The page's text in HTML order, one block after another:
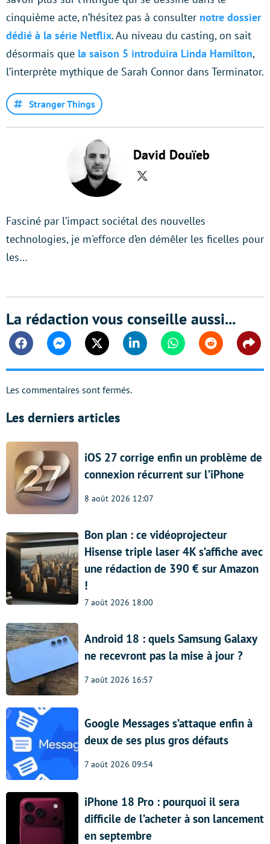
cinquième acte, n’hésitez pas à consulter notre dossier
dédié à la série Netflix. Au niveau du casting, on sait
désormais que la saison 5 introduira Linda Hamilton,
l’interprète mythique de Sarah Connor dans Terminator.
Stranger Things
David Douïeb
Twitter
Fasciné par l’impact sociétal des nouvelles
technologies, je m'efforce d’en démêler les ficelles pour
les…
La rédaction vous conseille aussi...
FacebookMessengerTwitter Linkedin WhatsappReddit
Les commentaires sont fermés.
Les derniers articles
iOS 27 corrige enfin un problème de
connexion récurrent sur l’iPhone
8 août 2026 12:07
Bon plan : ce vidéoprojecteur
Hisense triple laser 4K s’affiche avec
une rédaction de 390 € sur Amazon
!
7 août 2026 18:00
Android 18 : quels Samsung Galaxy
ne recevront pas la mise à jour ?
7 août 2026 16:57
Google Messages s’attaque enfin à
deux de ses plus gros défauts
7 août 2026 09:54
iPhone 18 Pro : pourquoi il sera
difficile de l’acheter à son lancement
en septembre